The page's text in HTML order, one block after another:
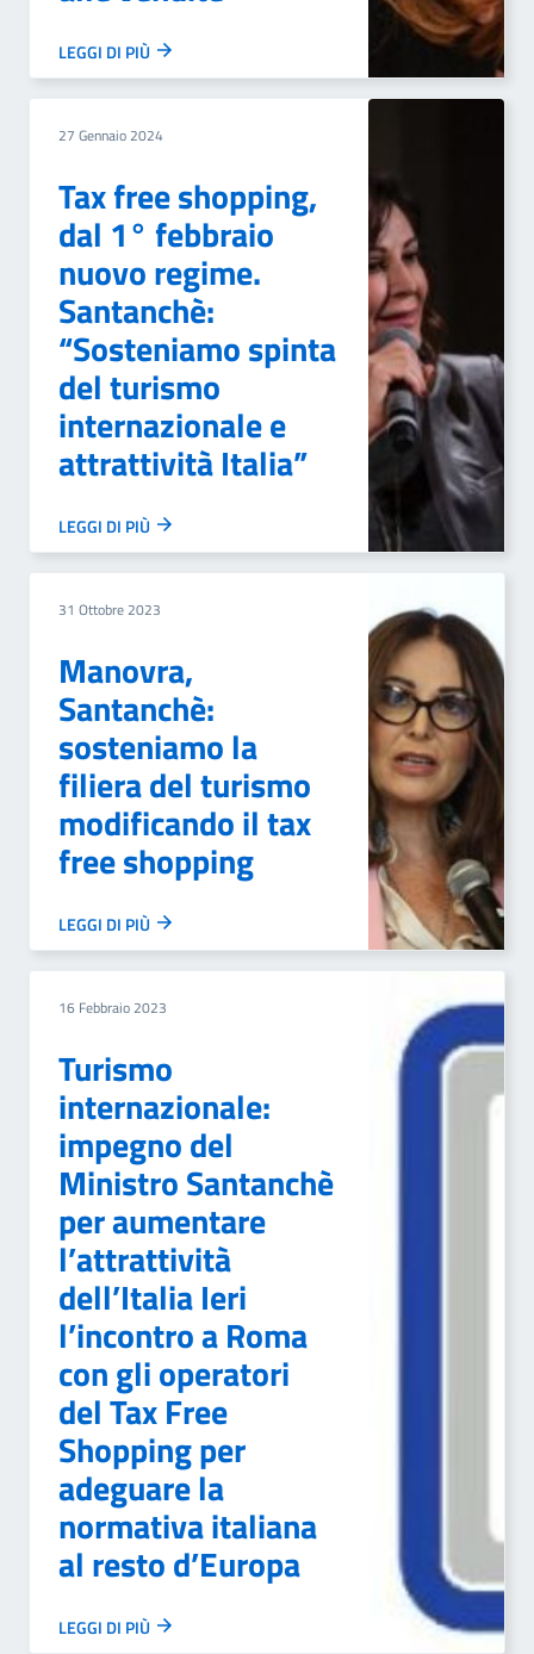
LEGGI DI PIÙ
27 Gennaio 2024
Tax free shopping,
dal 1° febbraio
nuovo regime.
Santanchè:
“Sosteniamo spinta
del turismo
internazionale e
attrattività Italia”
LEGGI DI PIÙ
31 Ottobre 2023
Manovra,
Santanchè:
sosteniamo la
filiera del turismo
modificando il tax
free shopping
LEGGI DI PIÙ
16 Febbraio 2023
Turismo
internazionale:
impegno del
Ministro Santanchè
per aumentare
l’attrattività
dell’Italia Ieri
l’incontro a Roma
con gli operatori
del Tax Free
Shopping per
adeguare la
normativa italiana
al resto d’Europa
LEGGI DI PIÙ